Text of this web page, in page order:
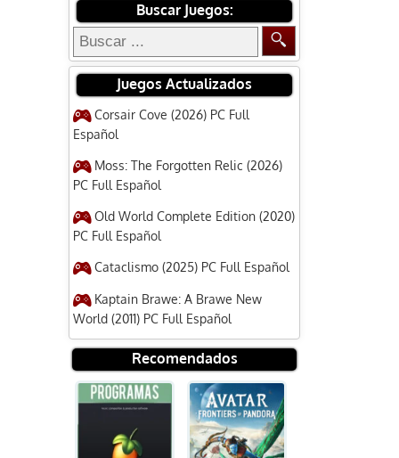
Buscar Juegos:
Juegos Actualizados
Corsair Cove (2026) PC Full
Español
Moss: The Forgotten Relic (2026)
PC Full Español
Old World Complete Edition (2020)
PC Full Español
Cataclismo (2025) PC Full Español
Kaptain Brawe: A Brawe New
World (2011) PC Full Español
Recomendados